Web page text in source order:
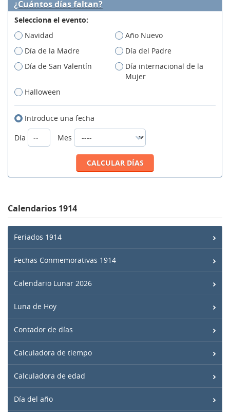
¿Cuántos días faltan?
Selecciona el evento:
Navidad
Año Nuevo
Día de la Madre
Día del Padre
Día de San Valentín
Día internacional de la
Mujer
Halloween
Introduce una fecha
Día
Mes
Calendarios 1914
Feriados 1914
Fechas Conmemorativas 1914
Calendario Lunar 2026
Luna de Hoy
Contador de días
Calculadora de tiempo
Calculadora de edad
Día del año